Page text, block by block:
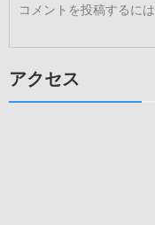
コメントを投稿するには
アクセス